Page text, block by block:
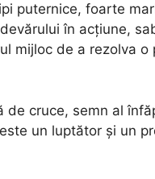
puternice, foarte
în acţiune,
mijloc de a rezolva o
cruce, semn al
un luptător şi un